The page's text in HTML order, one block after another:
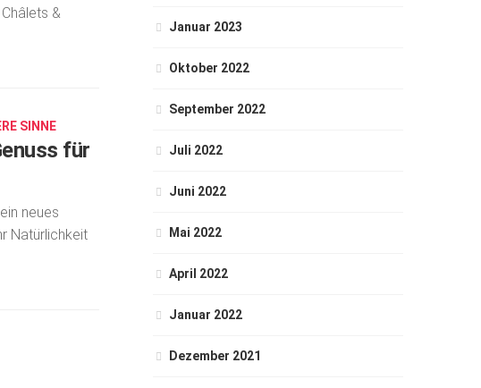
&
SINNE
für
neues
Natürlichkeit
Januar 2023
Oktober 2022
September 2022
Juli 2022
Juni 2022
Mai 2022
April 2022
Januar 2022
Dezember 2021